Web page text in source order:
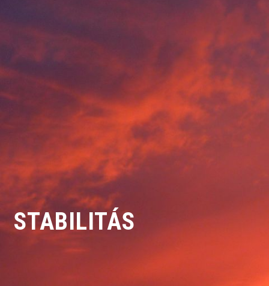
STABILITÁS